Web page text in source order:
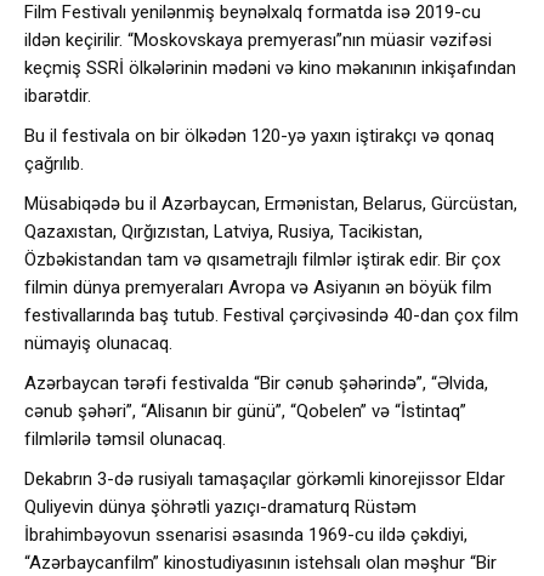
Film Festivalı yenilənmiş beynəlxalq formatda isə 2019-cu
ildən keçirilir. “Moskovskaya premyerası”nın müasir vəzifəsi
keçmiş SSRİ ölkələrinin mədəni və kino məkanının inkişafından
ibarətdir.
Bu il festivala on bir ölkədən 120-yə yaxın iştirakçı və qonaq
çağrılıb.
Müsabiqədə bu il Azərbaycan, Ermənistan, Belarus, Gürcüstan,
Qazaxıstan, Qırğızıstan, Latviya, Rusiya, Tacikistan,
Özbəkistandan tam və qısametrajlı filmlər iştirak edir. Bir çox
filmin dünya premyeraları Avropa və Asiyanın ən böyük film
festivallarında baş tutub. Festival çərçivəsində 40-dan çox film
nümayiş olunacaq.
Azərbaycan tərəfi festivalda “Bir cənub şəhərində”, “Əlvida,
cənub şəhəri”, “Alisanın bir günü”, “Qobelen” və “İstintaq”
filmlərilə təmsil olunacaq.
Dekabrın 3-də rusiyalı tamaşaçılar görkəmli kinorejissor Eldar
Quliyevin dünya şöhrətli yazıçı-dramaturq Rüstəm
İbrahimbəyovun ssenarisi əsasında 1969-cu ildə çəkdiyi,
“Azərbaycanfilm” kinostudiyasının istehsalı olan məşhur “Bir